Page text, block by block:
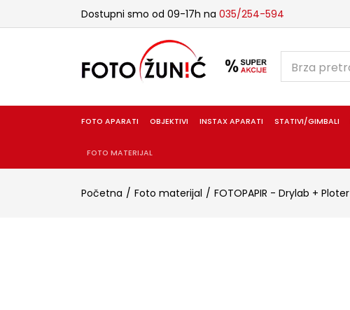
Dostupni smo od 09-17h na 035/254-594
FOTO APARATI OBJEKTIVI INSTAX APARATI STATIVI/GIMBALI
FOTO MATERIJAL
Početna Foto materijal FOTOPAPIR - Drylab + Ploter